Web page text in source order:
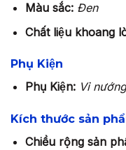
Màu sắc: Đen
Chất liệu khoang
Phụ Kiện
Phụ Kiện: Vỉ
Kích thước sản
Chiều rộng sản